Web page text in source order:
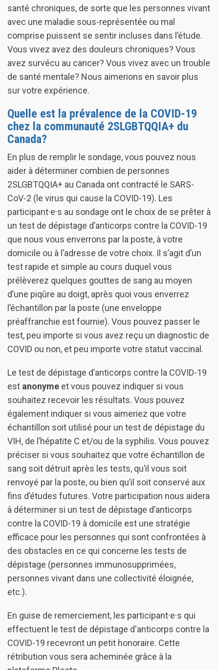
santé chroniques, de sorte que les personnes vivant
avec une maladie sous-représentée ou mal
comprise puissent se sentir incluses dans l’étude.
Vous vivez avez des douleurs chroniques? Vous
avez survécu au cancer? Vous vivez avec un trouble
de santé mentale? Nous aimerions en savoir plus
sur votre expérience.
Quelle est la prévalence de la COVID-19
chez la communauté 2SLGBTQQIA+ du
Canada?
En plus de remplir le sondage, vous pouvez nous
aider à déterminer combien de personnes
2SLGBTQQIA+ au Canada ont contracté le SARS-
CoV-2 (le virus qui cause la COVID-19). Les
participant·e·s au sondage ont le choix de se prêter à
un test de dépistage d’anticorps contre la COVID-19
que nous vous enverrons par la poste, à votre
domicile ou à l’adresse de votre choix. Il s’agit d’un
test rapide et simple au cours duquel vous
prélèverez quelques gouttes de sang au moyen
d’une piqûre au doigt, après quoi vous enverrez
l’échantillon par la poste (une enveloppe
préaffranchie est fournie). Vous pouvez passer le
test, peu importe si vous avez reçu un diagnostic de
COVID ou non, et peu importe votre statut vaccinal.
Le test de dépistage d’anticorps contre la COVID-19
est anonyme et vous pouvez indiquer si vous
souhaitez recevoir les résultats. Vous pouvez
également indiquer si vous aimeriez que votre
échantillon soit utilisé pour un test de dépistage du
VIH, de l’hépatite C et/ou de la syphilis. Vous pouvez
préciser si vous souhaitez que votre échantillon de
sang soit détruit après les tests, qu’il vous soit
renvoyé par la poste, ou bien qu’il soit conservé aux
fins d’études futures. Votre participation nous aidera
à déterminer si un test de dépistage d’anticorps
contre la COVID-19 à domicile est une stratégie
efficace pour les personnes qui sont confrontées à
des obstacles en ce qui concerne les tests de
dépistage (personnes immunosupprimées,
personnes vivant dans une collectivité éloignée,
etc.).
En guise de remerciement, les participant·e·s qui
effectuent le test de dépistage d'anticorps contre la
COVID-19 recevront un petit honoraire. Cette
rétribution vous sera acheminée grâce à la